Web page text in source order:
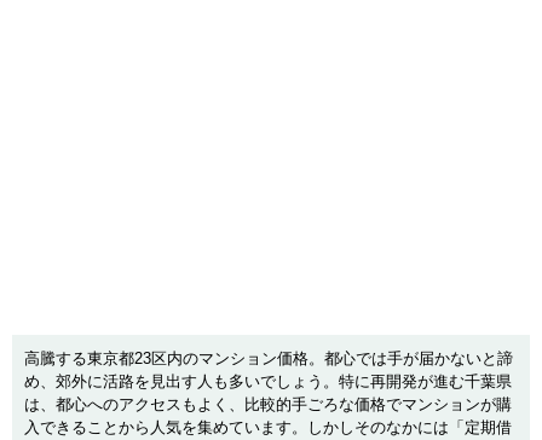
高騰する東京都23区内のマンション価格。都心では手が届かないと諦
め、郊外に活路を見出す人も多いでしょう。特に再開発が進む千葉県
は、都心へのアクセスもよく、比較的手ごろな価格でマンションが購
入できることから人気を集めています。しかしそのなかには「定期借